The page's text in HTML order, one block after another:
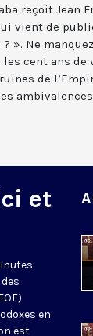
reçoit Jean
vient de
». Ne
cent ans de
de
et
en
est